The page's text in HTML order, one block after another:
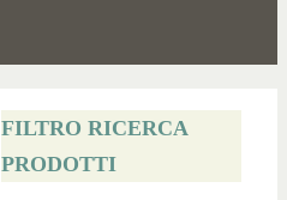
FILTRO RICERCA
PRODOTTI